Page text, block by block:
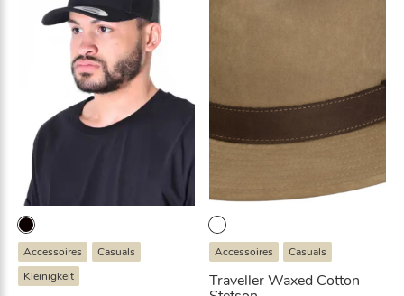
Accessoires
Casuals
Kleinigkeit
Accessoires Casuals
Traveller Waxed Cotton